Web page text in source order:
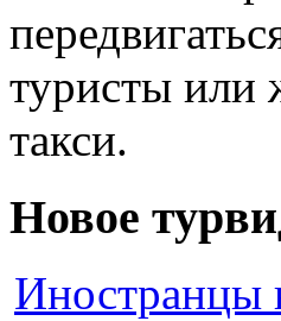
туристы или
такси.
Новое
Иностранцы